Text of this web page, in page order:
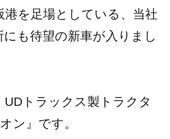
港を足場としている、当社
にも待望の新車が入りまし
UDトラックス製トラクタ
ン』です。